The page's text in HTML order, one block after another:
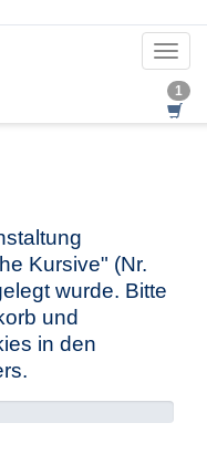
1
Kursive" (Nr.
wurde. Bitte
und
in den